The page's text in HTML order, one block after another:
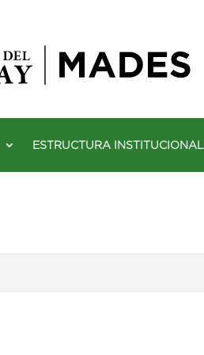
ESTRUCTURA INSTITUCIONAL